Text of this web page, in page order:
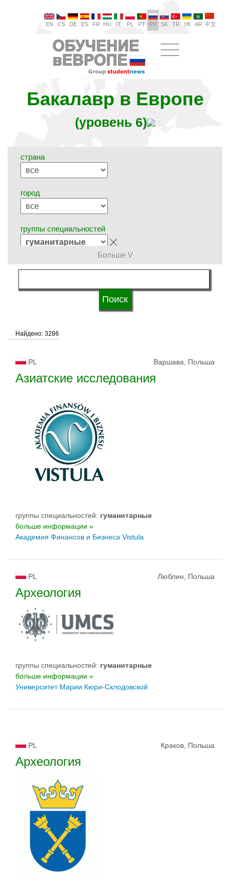
EN CS DE ES FR HU IT PL PT РУ SK TR УК AR 中文
Бакалавр в Европе
(уровень 6)
страна
город
группы специальностей
язык обучения
Больше V
Найдено: 3286
PL Варшава, Польша
Азиатские исследования
группы специальностей: гуманитарные
больше информации »
Академия Финансов и Бизнеса Vistula
PL Люблин, Польша
Археология
группы специальностей: гуманитарные
больше информации »
Университет Марии Кюри-Склодовской
PL Краков, Польша
Археология